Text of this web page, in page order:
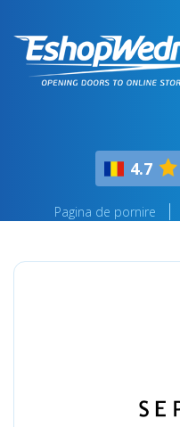
4.7
Pagina de pornire